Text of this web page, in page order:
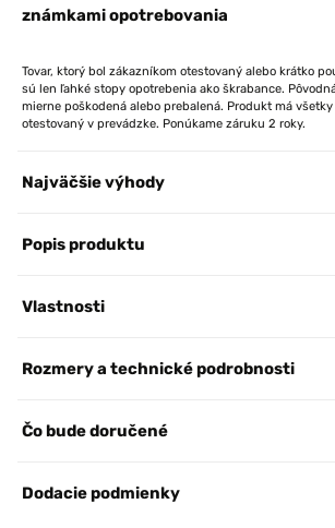
známkami opotrebovania
Tovar, ktorý bol zákazníkom otestovaný alebo krátko
sú len ľahké stopy opotrebenia ako škrabance.
mierne poškodená alebo prebalená. Produkt má
otestovaný v prevádzke. Ponúkame záruku 2 roky.
Najväčšie výhody
Popis produktu
Vlastnosti
Rozmery a technické podrobnosti
Čo bude doručené
Dodacie podmienky